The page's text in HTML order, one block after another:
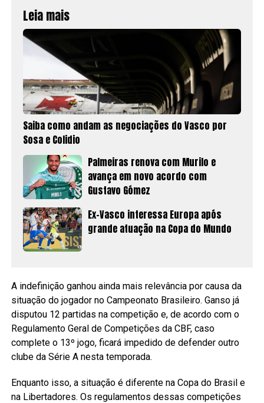
Leia mais
Saiba como andam as negociações do Vasco por
Sosa e Colidio
Palmeiras renova com Murilo e
avança em novo acordo com
Gustavo Gómez
Ex-Vasco interessa Europa após
grande atuação na Copa do Mundo
A indefinição ganhou ainda mais relevância por causa da
situação do jogador no Campeonato Brasileiro. Ganso já
disputou 12 partidas na competição e, de acordo com o
Regulamento Geral de Competições da CBF, caso
complete o 13º jogo, ficará impedido de defender outro
clube da Série A nesta temporada.
Enquanto isso, a situação é diferente na Copa do Brasil e
na Libertadores. Os regulamentos dessas competições